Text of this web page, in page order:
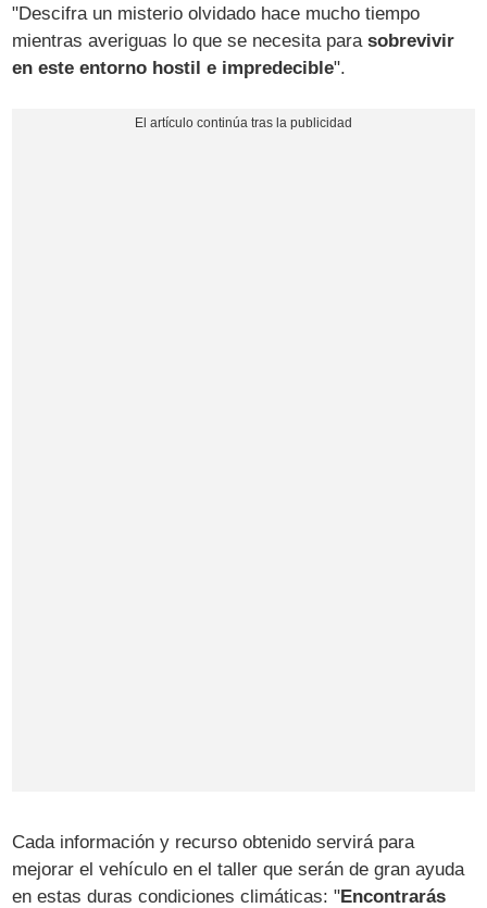
"Descifra un misterio olvidado hace mucho tiempo
mientras averiguas lo que se necesita parasobrevivir
en este entorno hostil e impredecible".
Cada información y recurso obtenido servirá para
mejorar el vehículo en el taller que serán de gran ayuda
en estas duras condiciones climáticas: "Encontrarás